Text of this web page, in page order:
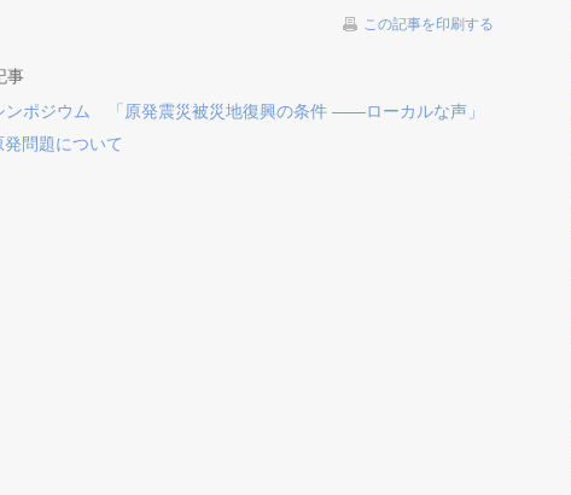
この記事を印刷する
事
ンポジウム 「原発震災被災地復興の条件 ――ローカルな声」
問題について